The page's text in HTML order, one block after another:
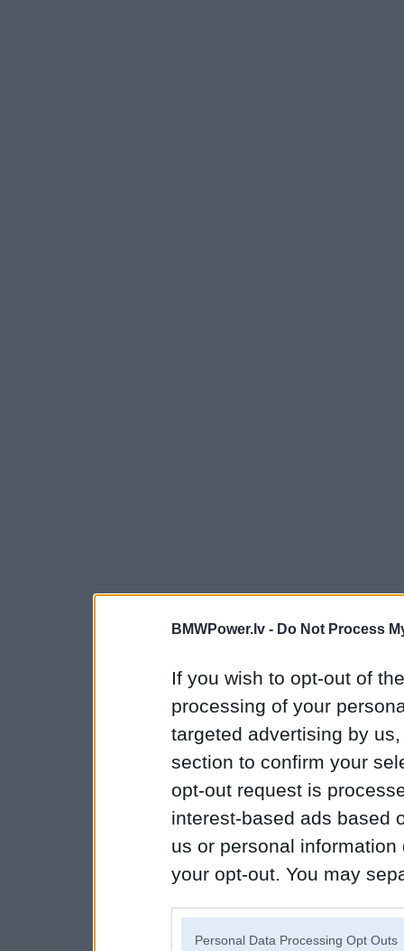
BMWPower.lv - Do Not Process
If you wish to opt-out of
processing of your
targeted advertising by
section to confirm your
opt-out request is
interest-based ads based
us or personal
your opt-out. You may
Personal Data Processing Opt Outs